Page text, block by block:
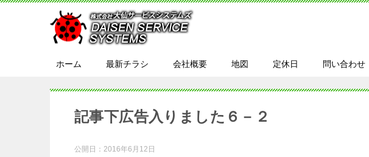
ホーム 最新チラシ 会社概要 地図 定休日 問い合わせ
記事下広告入りました６－２
公開日： 2016年6月12日